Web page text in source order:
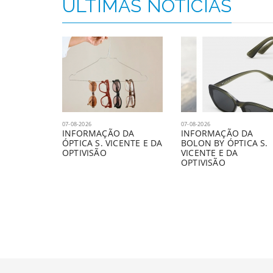
ÚLTIMAS NOTÍCIAS
07-08-2026
INFORMAÇÃO DA
ÓPTICA S. VICENTE E DA
OPTIVISÃO
07-08-2026
INFORMAÇÃO DA
BOLON BY ÓPTICA S.
VICENTE E DA
OPTIVISÃO